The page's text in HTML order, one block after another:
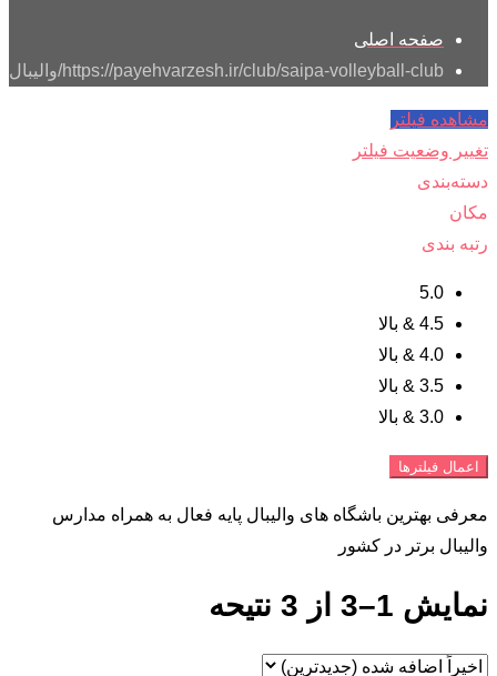
صفحه اصلی
https://payehvarzesh.ir/club/saipa-volleyball-club/ والیبال
مشاهده فیلتر
تغییر وضعیت فیلتر
دسته‌بندی
مکان
رتبه بندی
5.0
4.5 & بالا
4.0 & بالا
3.5 & بالا
3.0 & بالا
اعمال فیلترها
معرفی بهترین باشگاه های والیبال پایه فعال به همراه مدارس
والیبال برتر در کشور
نمایش 1–3 از 3 نتیحه